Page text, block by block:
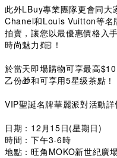
此外LBuy專業團隊更會同大
Chanel和Louis Vuitton等名
拍賣，讓您以最優惠價格入
時尚魅力💃🏻！
於當天即場購物可享最高
乙份🎁和可享用5星级茶點！
VIP聖誕名牌華麗派對活動詳
日期：12月15日(星期日)
時間：下午3-6時
地點：旺角MOKO新世紀廣